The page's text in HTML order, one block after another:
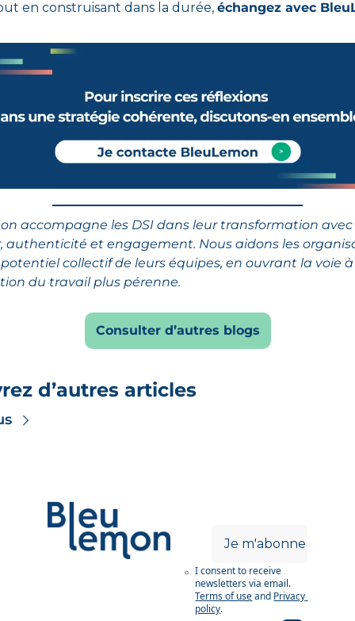
en construisant dans la durée, échangez avec
accompagne les DSI dans leur transformation avec
authenticité et engagement. Nous aidons les
collectif de leurs équipes, en ouvrant la voie
du travail plus pérenne.
Consulter d’autres blogs
d’autres articles
Je m'abonne
I consent to receive
newsletters via email.
Terms of use and Privacy
policy.